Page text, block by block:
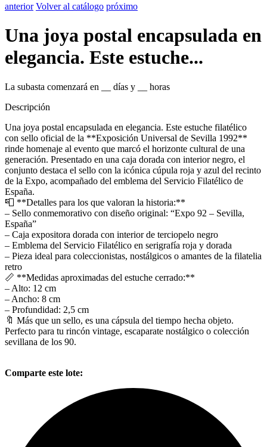
anterior Volver al catálogo próximo
Una joya postal encapsulada en
elegancia. Este estuche...
La subasta comenzará en días y
horas
Descripción
Una joya postal encapsulada en elegancia. Este estuche filatélico
con sello oficial de la **Exposición Universal de Sevilla 1992**
rinde homenaje al evento que marcó el horizonte cultural de una
generación. Presentado en una caja dorada con interior negro, el
conjunto destaca el sello con la icónica cúpula roja y azul del recinto
de la Expo, acompañado del emblema del Servicio Filatélico de
España.
📮 **Detalles para los que valoran la historia:**
– Sello conmemorativo con diseño original: “Expo 92 – Sevilla,
España”
– Caja expositora dorada con interior de terciopelo negro
– Emblema del Servicio Filatélico en serigrafía roja y dorada
– Pieza ideal para coleccionistas, nostálgicos o amantes de la filatelia
retro
📏 **Medidas aproximadas del estuche cerrado:**
– Alto: 12 cm
– Ancho: 8 cm
– Profundidad: 2,5 cm
🔖 Más que un sello, es una cápsula del tiempo hecha objeto.
Perfecto para tu rincón vintage, escaparate nostálgico o colección
sevillana de los 90.
Comparte este lote: